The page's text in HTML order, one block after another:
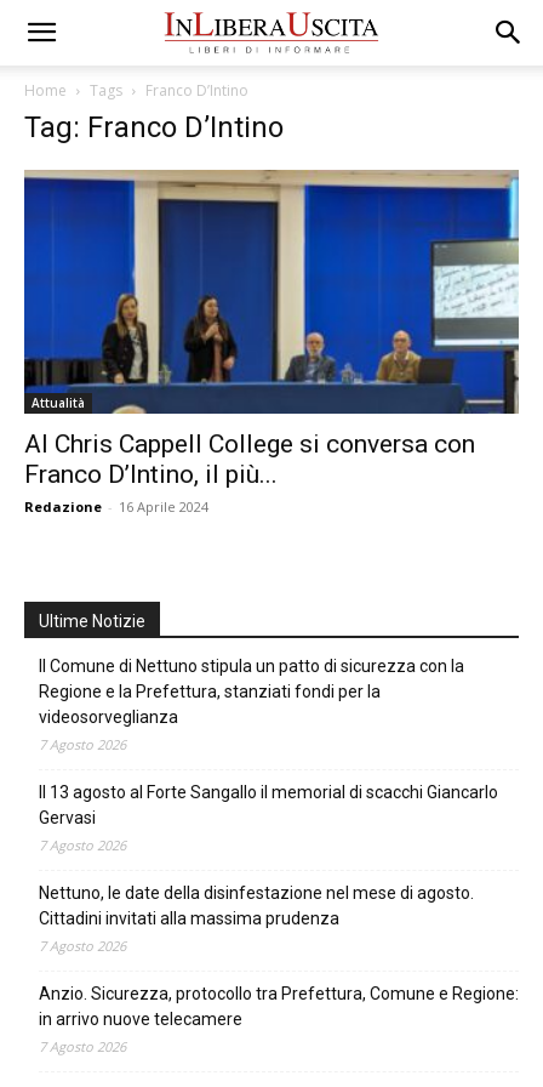
Home Tags Franco D’Intino
Tag: Franco D’Intino
Attualità
Al Chris Cappell College si conversa con
Franco D’Intino, il più...
Redazione - 16 Aprile 2024
Ultime Notizie
Il Comune di Nettuno stipula un patto di sicurezza con la
Regione e la Prefettura, stanziati fondi per la
videosorveglianza
7 Agosto 2026
Il 13 agosto al Forte Sangallo il memorial di scacchi Giancarlo
Gervasi
7 Agosto 2026
Nettuno, le date della disinfestazione nel mese di agosto.
Cittadini invitati alla massima prudenza
7 Agosto 2026
Anzio. Sicurezza, protocollo tra Prefettura, Comune e Regione:
in arrivo nuove telecamere
7 Agosto 2026